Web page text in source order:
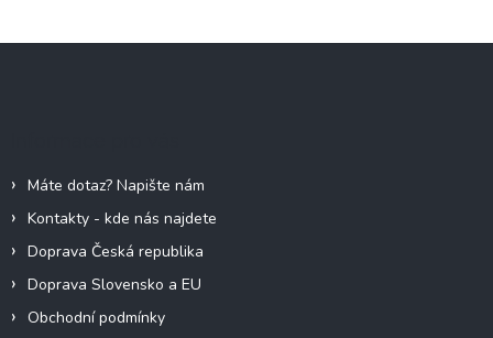
Máte dotaz? Napište nám
Kontakty - kde nás najdete
Doprava Česká republika
Doprava Slovensko a EU
Obchodní podmínky